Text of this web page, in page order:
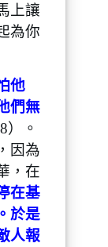
上讓
為你
他
們無
）。
因為
，在
在基
於是
人報